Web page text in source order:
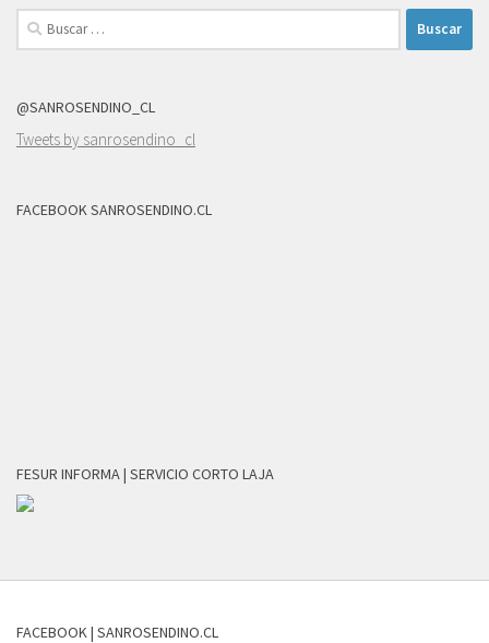
Buscar:
@SANROSENDINO_CL
Tweets by sanrosendino_cl
FACEBOOK SANROSENDINO.CL
FESUR INFORMA | SERVICIO CORTO LAJA
FACEBOOK | SANROSENDINO.CL